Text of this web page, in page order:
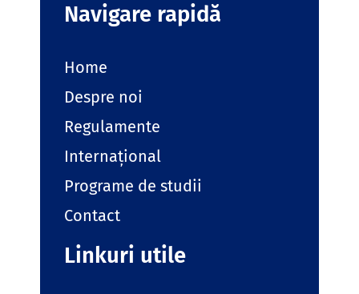
Navigare rapidă
Home
Despre noi
Regulamente
Internațional
Programe de studii
Contact
Linkuri utile